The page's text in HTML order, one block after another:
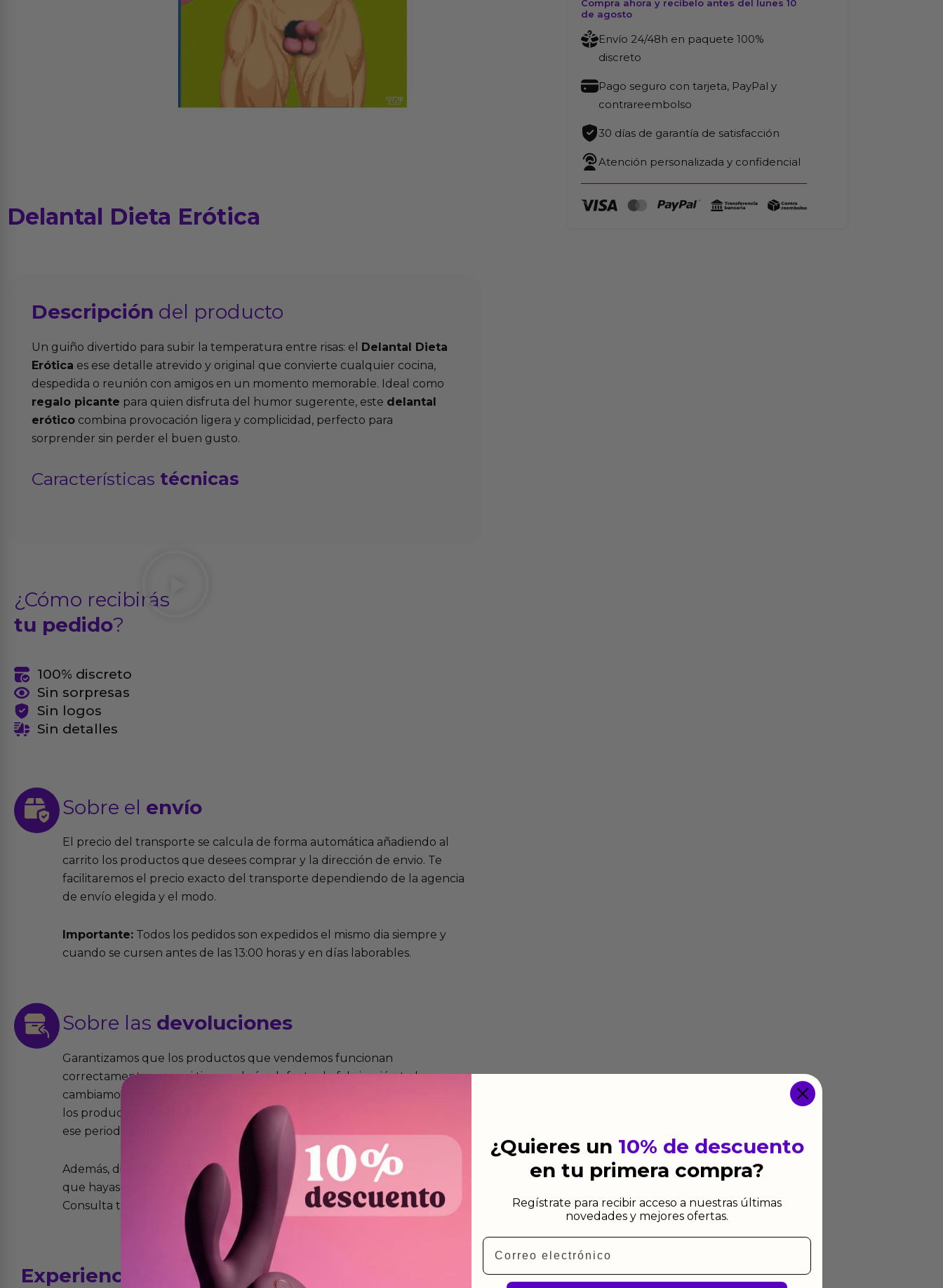
Delantal Dieta Erótica
Descripción del producto
Un guiño divertido para subir la temperatura entre risas: el Delantal Dieta
Erótica es ese detalle atrevido y original que convierte cualquier cocina,
despedida o reunión con amigos en un momento memorable. Ideal como
regalo picante para quien disfruta del humor sugerente, este delantal
erótico combina provocación ligera y complicidad, perfecto para
sorprender sin perder el buen gusto.
Características técnicas
¿Cómo recibirás
tu pedido?
100% discreto
Sin sorpresas
Sin logos
Sin detalles
Sobre el envío
El precio del transporte se calcula de forma automática añadiendo al
carrito los productos que desees comprar y la dirección de envio. Te
facilitaremos el precio exacto del transporte dependiendo de la agencia
de envío elegida y el modo.
Importante: Todos los pedidos son expedidos el mismo dia siempre y
cuando se cursen antes de las 13:00 horas y en días laborables.
Sobre las devoluciones
Garantizamos que los productos que vendemos funcionan
correctamente y que si tienen algún defecto de fabricación te lo
cambiamos sin costo alguno. La ley de 2 años de garantía significa que
los productos tienen garantía contra defectos de fabricación durante
ese periodo pero no por mal uso o uso indebido.
Además, dispones de 15 días desde la entrega para devolver productos
que hayas recibido y que simplemente no te gusten o no los quieras.
Consulta todos los detalles en nuestra política de devoluciones.
Experiencias reales
cantidad
Compra ahora y recíbelo antes del lunes 10
de agosto
Envío 24/48h en paquete 100%
discreto
Pago seguro con tarjeta, PayPal y
contrareembolso
30 días de garantía de satisfacción
Atención personalizada y confidencial
¿Quieres un 10% de descuento
en tu primera compra?
Regístrate para recibir acceso a nuestras últimas
novedades y mejores ofertas.
Email